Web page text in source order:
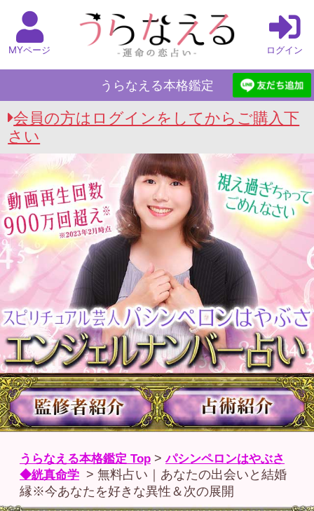
MYページ ログイン
うらなえる本格鑑定
会員の方はログインをしてからご購入下
うらなえる本格鑑定 Top>パシンペロンはやぶさ
◆絖真命学 >無料占い｜あなたの出会いと結婚
縁※今あなたを好きな異性＆次の展開
無料占い｜あなたの出会
いと結婚縁※今あなたを
好きな異性＆次の展開
≪完全無料※結婚鑑定≫パシンペロ
ンはやぶさが占うあなたの出会いと
結婚縁。あなたに備わった結婚運命